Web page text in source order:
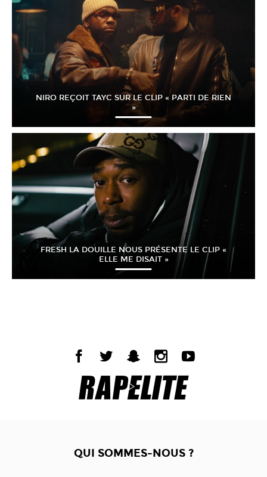
NIRO REÇOIT TAYC SUR LE CLIP « PARTI DE RIEN
»
FRESH LA DOUILLE NOUS PRÉSENTE LE CLIP «
ELLE ME DISAIT »
QUI SOMMES-NOUS ?